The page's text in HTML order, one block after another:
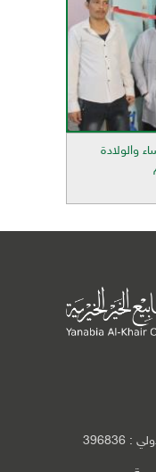
والولادة